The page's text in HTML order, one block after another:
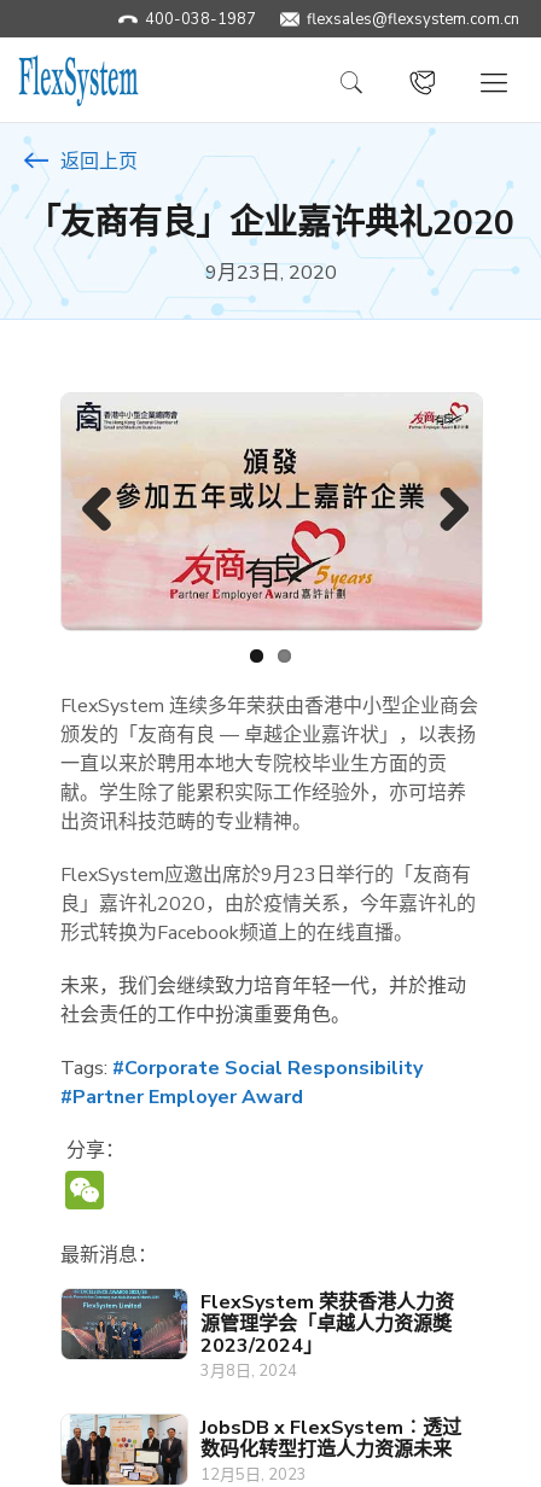
400-038-1987 ​flexsales@flexsystem.com.cn
返回上页
「友商有良」企业嘉许典礼2020
9月23日, 2020
Previous
FlexSystem 连续多年荣获由香港中小型企业商会
颁发的「友商有良 — 卓越企业嘉许状」，以表扬
一直以来於聘用本地大专院校毕业生方面的贡
献。学生除了能累积实际工作经验外，亦可培养
出资讯科技范畴的专业精神。
FlexSystem应邀出席於9月23日举行的「友商有
良」嘉许礼2020，由於疫情关系，今年嘉许礼的
形式转换为Facebook频道上的在线直播。
未来，我们会继续致力培育年轻一代，并於推动
社会责任的工作中扮演重要角色。
Tags: #Corporate Social Responsibility
#Partner Employer Award
分享：
最新消息：
FlexSystem 荣获香港人力资
源管理学会「卓越人力资源奬
2023/2024」
3月8日, 2024
JobsDB x FlexSystem︰透过
数码化转型打造人力资源未来
12月5日, 2023